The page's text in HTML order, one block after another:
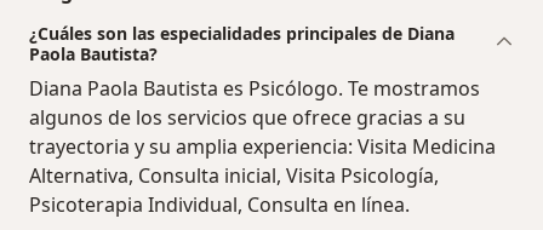
¿Cuáles son las especialidades principales de Diana
Paola Bautista?
Diana Paola Bautista es Psicólogo. Te mostramos
algunos de los servicios que ofrece gracias a su
trayectoria y su amplia experiencia: Visita Medicina
Alternativa, Consulta inicial, Visita Psicología,
Psicoterapia Individual, Consulta en línea.